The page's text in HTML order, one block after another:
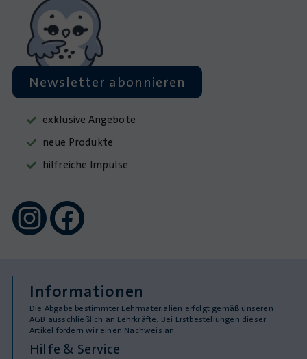
Newsletter abonnieren
exklusive Angebote
neue Produkte
hilfreiche Impulse
Informationen
Die Abgabe bestimmter Lehrmaterialien erfolgt gemäß unseren
AGB ausschließlich an Lehrkräfte. Bei Erstbestellungen dieser
Artikel fordern wir einen Nachweis an.
Hilfe & Service